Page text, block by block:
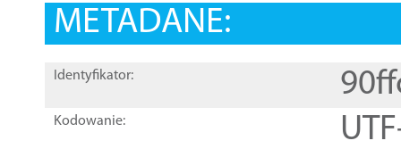
METADANE:
Identyfikator:
Kodowanie: